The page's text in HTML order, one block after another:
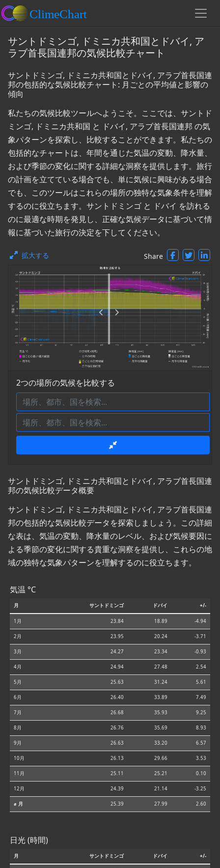
サントドミンゴ, ドミニカ共和国とドバイ, ア
ラブ首長国連邦の気候比較チャート
サントドミンゴ, ドミニカ共和国とドバイ, アラブ首長国連
邦の包括的な気候比較チャート: 月ごとの平均値と影響の
傾向
私たちの気候比較ツールへようこそ。ここでは、サントド
ミンゴ, ドミニカ共和国 と ドバイ, アラブ首長国連邦 の気
象パターンを探索し、比較することができます。私たちの
包括的なチャートは、年間を通じた気温の変動、降水量、
および季節の変化に関する詳細な洞察を提供します。旅行
の計画を立てている場合でも、単に気候に興味がある場合
でも、このツールはこれらの場所の独特な気象条件を理解
するのに役立ちます。サントドミンゴ と ドバイ を訪れる
のに最適な時期を発見し、正確な気候データに基づいて情
報に基づいた旅行の決定を下してください。
拡大する Share
2つの場所の気候を比較する
サントドミンゴ, ドミニカ共和国とドバイ, アラブ首長国連
邦の気候比較データ概要
サントドミンゴ, ドミニカ共和国とドバイ, アラブ首長国連
邦の包括的な気候比較データを探索しましょう。この詳細
な表は、気温の変動、降水量のレベル、および気候要因に
よる季節の変化に関する貴重な洞察を提供し、これらの地
域の独特な気象パターンを理解するのに役立ちます。
気温 °C
月 サントドミンゴ ドバイ +/-
1月 23.84 18.89 -4.94
2月 23.95 20.24 -3.71
3月 24.27 23.34 -0.93
4月 24.94 27.48 2.54
5月 25.63 31.24 5.61
6月 26.40 33.89 7.49
7月 26.68 35.93 9.25
8月 26.76 35.69 8.93
9月 26.63 33.20 6.57
10月 26.13 29.66 3.53
11月 25.11 25.21 0.10
12月 24.39 21.14 -3.25
⌀ 月 25.39 27.99 2.60
日光 (時間)
月 サントドミンゴ ドバイ +/-